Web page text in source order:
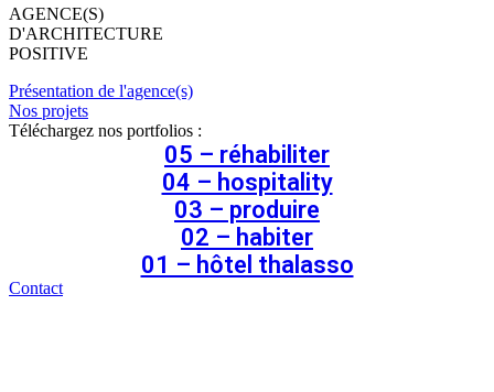
AGENCE(S)
D'ARCHITECTURE
POSITIVE
Présentation de l'agence(s)
Nos projets
Téléchargez nos portfolios :
05 – réhabiliter
04 – hospitality
03 – produire
02 – habiter
01 – hôtel thalasso
Contact